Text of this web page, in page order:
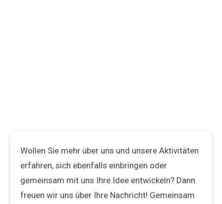
Wollen Sie mehr über uns und unsere Aktivitäten
erfahren, sich ebenfalls einbringen oder
gemeinsam mit uns Ihre Idee entwickeln? Dann
freuen wir uns über Ihre Nachricht! Gemeinsam